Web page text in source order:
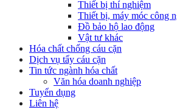
Thiết bị thí nghiệm
Thiết bị, máy móc công
Đồ bảo hộ lao động
Vật tư khác
Hóa chất chống cáu cặn
Dịch vụ tẩy cáu cặn
Tin tức ngành hóa chất
Văn hóa doanh nghiệp
Tuyển dụng
Liên hệ